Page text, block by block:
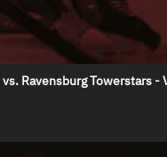
vs. Ravensburg Towerstars